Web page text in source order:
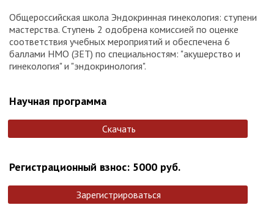
Общероссийская школа Эндокринная гинекология: ступени
мастерства. Ступень 2 одобрена комиссией по оценке
соответствия учебных мероприятий и обеспечена 6
баллами НМО (ЗЕТ) по специальностям: "акушерство и
гинекология" и "эндокринология".
Научная программа
Скачать
Регистрационный взнос: 5000 руб.
Зарегистрироваться